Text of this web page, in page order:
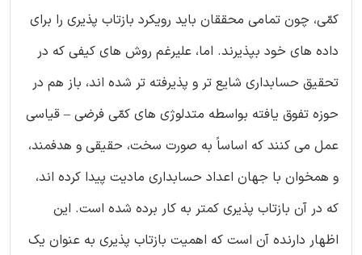
کمّی، چون تمامی محققان باید رویکرد بازتاب پذیری را برای
داده های خود بپذیرند. اما، علیرغم روش های کیفی که در
تحقیق حسابداری شایع تر و پذیرفته تر شده اند، باز هم در
حوزه تفوق یافته بواسطه متدلوژی های کمّی فرضی – قیاسی
عمل می کنند که اساساً به صورت سخت، حقیقی و هدفمند،
و همخوان با جهان اعداد حسابداری مادیت پیدا کرده اند،
که در آن بازتاب پذیری کمتر به کار برده شده است. این
اظهار دارنده آن است که اهمیت بازتاب پذیری به عنوان یک